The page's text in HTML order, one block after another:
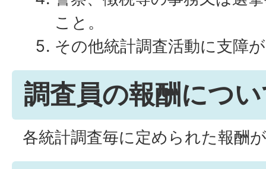
こと。
その他統計調査活動に支障
調査員の報酬につ
各統計調査毎に定められた報酬